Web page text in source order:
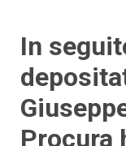
In
Procura